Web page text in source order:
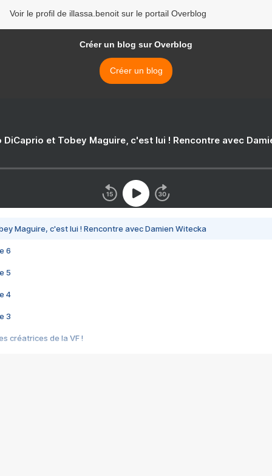
Voir le profil de illassa.benoit sur le portail Overblog
Créer un blog sur Overblog
Créer un blog
DiCaprio et Tobey Maguire, c'est lui ! Rencontre avec
Maguire, c'est lui ! Rencontre avec Damien Witecka
6
5
4
3
créatrices de la VF !